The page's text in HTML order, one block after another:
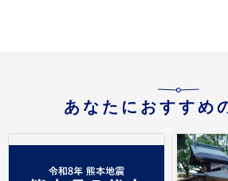
あなたにおすすめ